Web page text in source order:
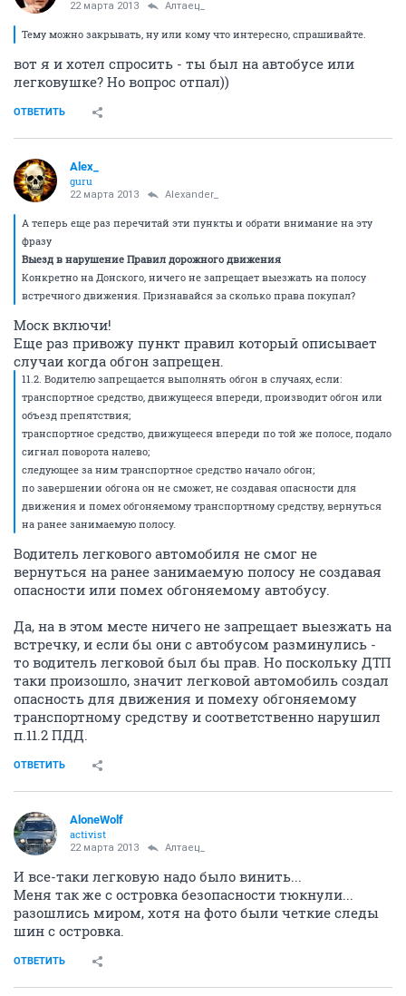
22 марта 2013 Алтаец_
Тему можно закрывать, ну или кому что интересно, спрашивайте.
вот я и хотел спросить - ты был на автобусе или
легковушке? Но вопрос отпал))
ОТВЕТИТЬ
Alex_
guru
22 марта 2013 Alexander_
А теперь еще раз перечитай эти пункты и обрати внимание на эту
фразу
Выезд в нарушение Правил дорожного движения
Конкретно на Донского, ничего не запрещает выезжать на полосу
встречного движения. Признавайся за сколько права покупал?
Моск включи!
Еще раз привожу пункт правил который описывает
случаи когда обгон запрещен.
11.2. Водителю запрещается выполнять обгон в случаях, если:
транспортное средство, движущееся впереди, производит обгон или
объезд препятствия;
транспортное средство, движущееся впереди по той же полосе, подало
сигнал поворота налево;
следующее за ним транспортное средство начало обгон;
по завершении обгона он не сможет, не создавая опасности для
движения и помех обгоняемому транспортному средству, вернуться
на ранее занимаемую полосу.
Водитель легкового автомобиля не смог не
вернуться на ранее занимаемую полосу не создавая
опасности или помех обгоняемому автобусу.
Да, на в этом месте ничего не запрещает выезжать на
встречку, и если бы они с автобусом разминулись -
то водитель легковой был бы прав. Но поскольку ДТП
таки произошло, значит легковой автомобиль создал
опасность для движения и помеху обгоняемому
транспортному средству и соответственно нарушил
п.11.2 ПДД.
ОТВЕТИТЬ
AloneWolf
activist
22 марта 2013 Алтаец_
И все-таки легковую надо было винить...
Меня так же с островка безопасности тюкнули...
разошлись миром, хотя на фото были четкие следы
шин с островка.
ОТВЕТИТЬ